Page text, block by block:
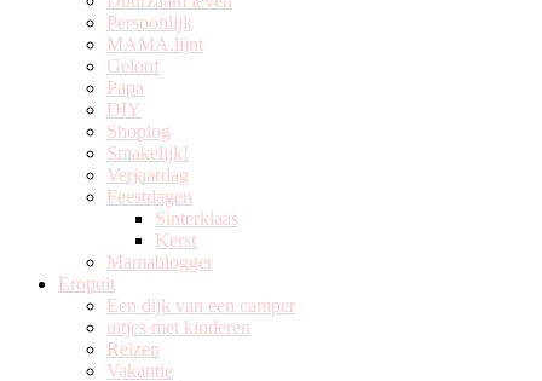
Persoonlijk
MAMA.lijnt
Geloof
Papa
DIY
Shoplog
Smakelijk!
Verjaardag
Feestdagen
Sinterklaas
Kerst
Mamablogger
Eropuit
Een dijk van een camper
uitjes met kinderen
Reizen
Vakantie